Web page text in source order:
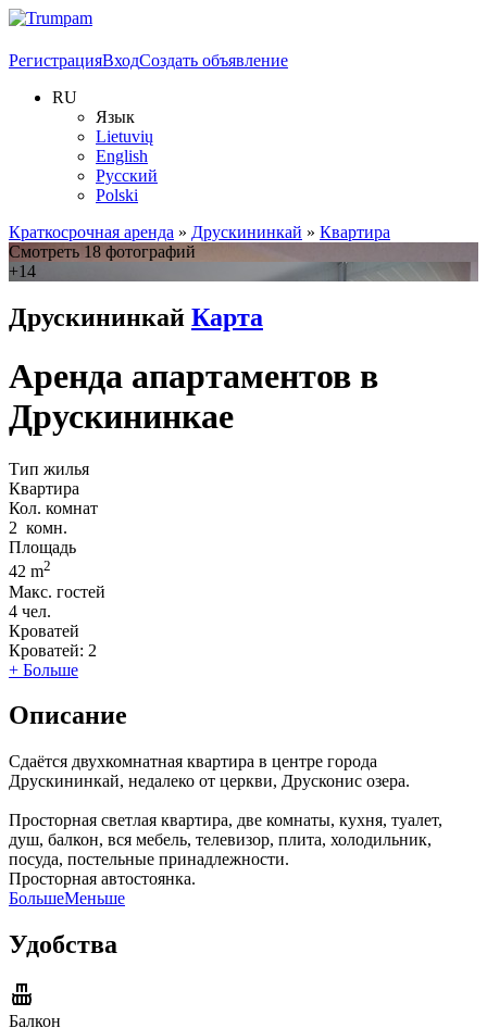
РегистрацияВходСоздать объявление
RU
Язык
Lietuvių
English
Русский
Polski
Краткосрочная аренда » Друскининкай » Квартира
Смотреть 18 фотографий
+14
Друскининкай Карта
Аренда апартаментов в
Друскининкае
Тип жилья
Квартира
Кол. комнат
2 комн.
Площадь
42 m2
Макс. гостей
4 чел.
Кроватей
Кроватей: 2
+ Больше
Описание
Сдаётся двухкомнатная квартира в центре города
Друскининкай, недалеко от церкви, Друсконис озера.
Просторная светлая квартира, две комнаты, кухня, туалет,
душ, балкон, вся мебель, телевизор, плита, холодильник,
посуда, постельные принадлежности.
Просторная автостоянка.
БольшеМеньше
Удобства
Балкон